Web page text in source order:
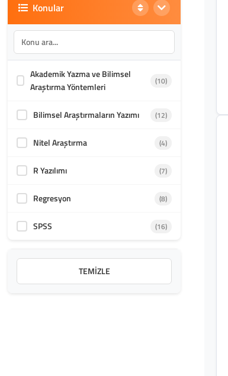
Konular
Akademik Yazma ve Bilimsel
Araştırma Yöntemleri
(10)
Bilimsel Araştırmaların Yazımı (12)
Nitel Araştırma (4)
R Yazılımı (7)
Regresyon (8)
SPSS (16)
TEMIZLE